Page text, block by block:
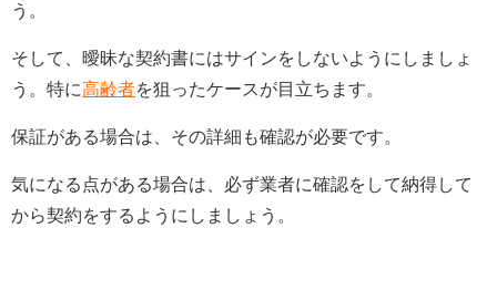
う。
そして、曖昧な契約書にはサインをしないようにしましょ
う。特に高齢者を狙ったケースが目立ちます。
保証がある場合は、その詳細も確認が必要です。
気になる点がある場合は、必ず業者に確認をして納得して
から契約をするようにしましょう。